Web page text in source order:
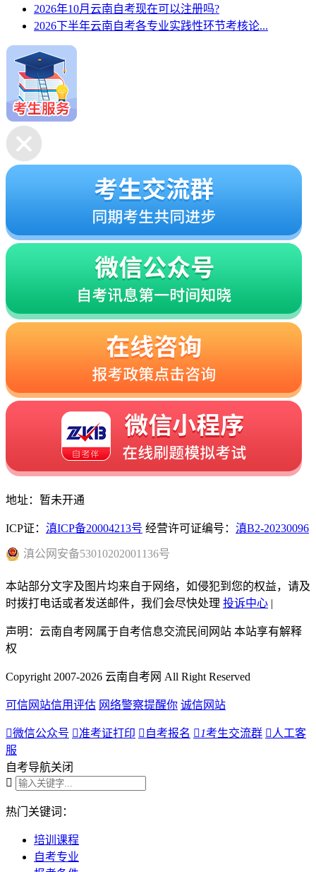
2026年10月云南自考现在可以注册吗?
2026下半年云南自考各专业实践性环节考核论...
地址：暂未开通
ICP证： 滇ICP备20004213号 经营许可证编号： 滇B2-20230096
滇公网安备53010202001136号
本站部分文字及图片均来自于网络，如侵犯到您的权益，请及
时拨打电话或者发送邮件，我们会尽快处理 投诉中心 |
声明：云南自考网属于自考信息交流民间网站 本站享有解释
权
Copyright 2007-2026 云南自考网 All Right Reserved
可信网站信用评估 网络警察提醒你 诚信网站
微信公众号 准考证打印  自考报名  1考生交流群  人工客
服
自考导航关闭

热门关键词：
培训课程
自考专业